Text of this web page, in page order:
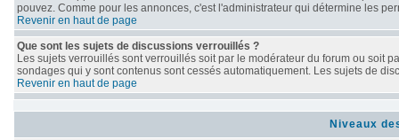
pouvez. Comme pour les annonces, c'est l'administrateur qui détermine les
Revenir en haut de page
Que sont les sujets de discussions verrouillés ?
Les sujets verrouillés sont verrouillés soit par le modérateur du forum ou soit
sondages qui y sont contenus sont cessés automatiquement. Les sujets de
Revenir en haut de page
Niveaux